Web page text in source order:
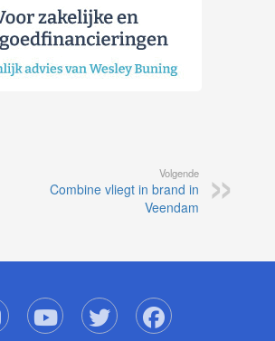
Volgende
Combine vliegt in brand in
Veendam